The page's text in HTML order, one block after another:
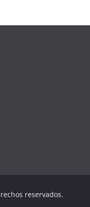
reservados.